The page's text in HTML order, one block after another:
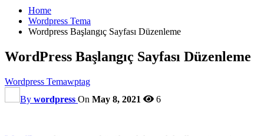
Home
Wordpress Tema
Wordpress Başlangıç Sayfası Düzenleme
WordPress Başlangıç Sayfası Düzenleme
Wordpress Temawptag
By wordpress On May 8, 2021 6